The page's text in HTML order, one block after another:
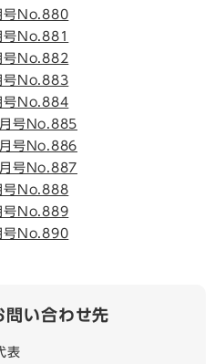
号No.880
号No.881
号No.882
号No.883
号No.884
号No.885
号No.886
号No.887
号No.888
号No.889
号No.890
問い合わせ先
表